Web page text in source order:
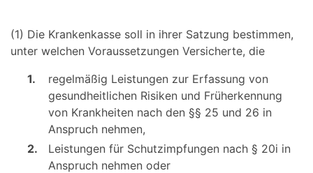
(1) Die Krankenkasse soll in ihrer Satzung bestimmen,
unter welchen Voraussetzungen Versicherte, die
1.
regelmäßig Leistungen zur Erfassung von
gesundheitlichen Risiken und Früherkennung
von Krankheiten nach den §§ 25 und 26 in
Anspruch nehmen,
2.
Leistungen für Schutzimpfungen nach § 20i in
Anspruch nehmen oder